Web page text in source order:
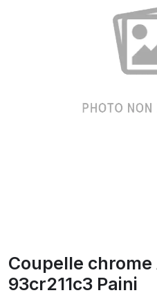
Coupelle chrome
93cr211c3 Paini